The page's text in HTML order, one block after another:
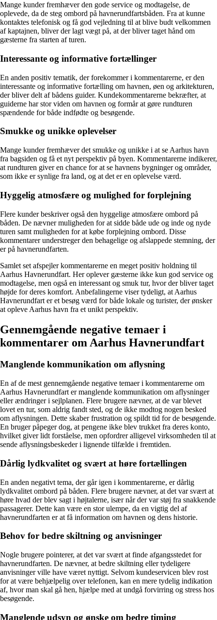
Mange kunder fremhæver den gode service og modtagelse, de
oplevede, da de steg ombord på havnerundfartsbåden. Fra at kunne
kontaktes telefonisk og få god vejledning til at blive budt velkommen
af kaptajnen, bliver der lagt vægt på, at der bliver taget hånd om
gæsterne fra starten af turen.
Interessante og informative fortællinger
En anden positiv tematik, der forekommer i kommentarerne, er den
interessante og informative fortælling om havnen, øen og arkitekturen,
der bliver delt af bådens guider. Kundekommentarerne bekræfter, at
guiderne har stor viden om havnen og formår at gøre rundturen
spændende for både indfødte og besøgende.
Smukke og unikke oplevelser
Mange kunder fremhæver det smukke og unikke i at se Aarhus havn
fra bagsiden og få et nyt perspektiv på byen. Kommentarerne indikerer,
at rundturen giver en chance for at se havnens bygninger og områder,
som ikke er synlige fra land, og at det er en oplevelse værd.
Hyggelig atmosfære og mulighed for forplejning
Flere kunder beskriver også den hyggelige atmosfære ombord på
båden. De nævner muligheden for at sidde både ude og inde og nyde
turen samt muligheden for at købe forplejning ombord. Disse
kommentarer understreger den behagelige og afslappede stemning, der
er på havnerundfarten.
Samlet set afspejler kommentarerne en meget positiv holdning til
Aarhus Havnerundfart. Her oplever gæsterne ikke kun god service og
modtagelse, men også en interessant og smuk tur, hvor der bliver taget
højde for deres komfort. Anbefalingerne viser tydeligt, at Aarhus
Havnerundfart er et besøg værd for både lokale og turister, der ønsker
at opleve Aarhus havn fra et unikt perspektiv.
Gennemgående negative temaer i
kommentarer om Aarhus Havnerundfart
Manglende kommunikation om aflysning
En af de mest gennemgående negative temaer i kommentarerne om
Aarhus Havnerundfart er manglende kommunikation om aflysninger
eller ændringer i sejlplanen. Flere brugere nævner, at de var blevet
lovet en tur, som aldrig fandt sted, og de ikke modtog nogen besked
om aflysningen. Dette skaber frustration og spildt tid for de besøgende.
En bruger påpeger dog, at pengene ikke blev trukket fra deres konto,
hvilket giver lidt forståelse, men opfordrer alligevel virksomheden til at
sende aflysningsbeskeder i lignende tilfælde i fremtiden.
Dårlig lydkvalitet og svært at høre fortællingen
En anden negativt tema, der går igen i kommentarerne, er dårlig
lydkvalitet ombord på båden. Flere brugere nævner, at det var svært at
høre hvad der blev sagt i højtalerne, især når der var støj fra snakkende
passagerer. Dette kan være en stor ulempe, da en vigtig del af
havnerundfarten er at få information om havnen og dens historie.
Behov for bedre skiltning og anvisninger
Nogle brugere pointerer, at det var svært at finde afgangsstedet for
havnerundfarten. De nævner, at bedre skiltning eller tydeligere
anvisninger ville have været nyttigt. Selvom kundeservicen blev rost
for at være behjælpelig over telefonen, kan en mere tydelig indikation
af, hvor man skal gå hen, hjælpe med at undgå forvirring og stress hos
besøgende.
Manglende udsyn og ønske om bedre timing